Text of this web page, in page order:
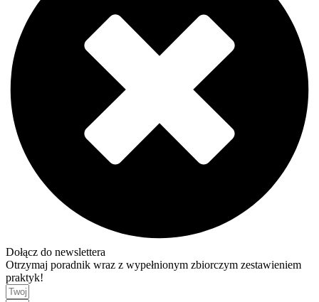
Dołącz do newslettera
Otrzymaj poradnik wraz z wypełnionym zbiorczym zestawieniem
praktyk!